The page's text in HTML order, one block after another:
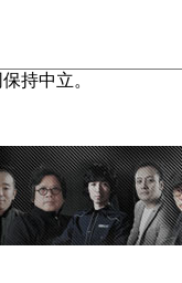
持中立。